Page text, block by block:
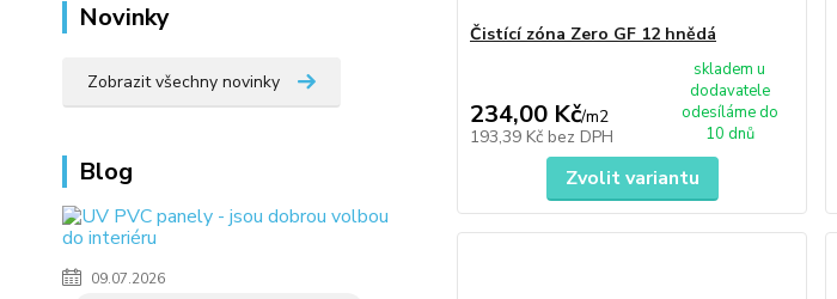
Novinky
Zobrazit všechny novinky
Blog
09.07.2026
Čistící zóna Zero GF 12 hnědá
234,00 Kč/m2
193,39 Kč bez DPH
skladem u
dodavatele
odesíláme do
10 dnů
Zvolit variantu